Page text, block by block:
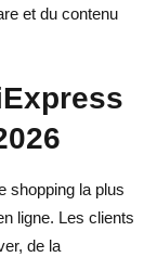
et du contenu
shopping la plus
ligne. Les clients
de la